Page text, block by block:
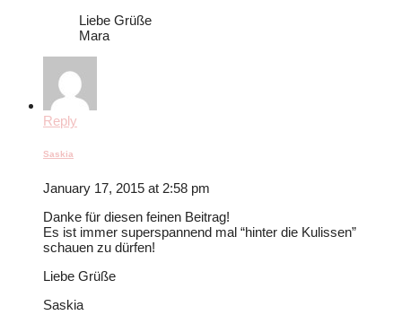
Liebe Grüße
Mara
Reply
Saskia
January 17, 2015 at 2:58 pm
Danke für diesen feinen Beitrag!
Es ist immer superspannend mal “hinter die Kulissen”
schauen zu dürfen!
Liebe Grüße
Saskia